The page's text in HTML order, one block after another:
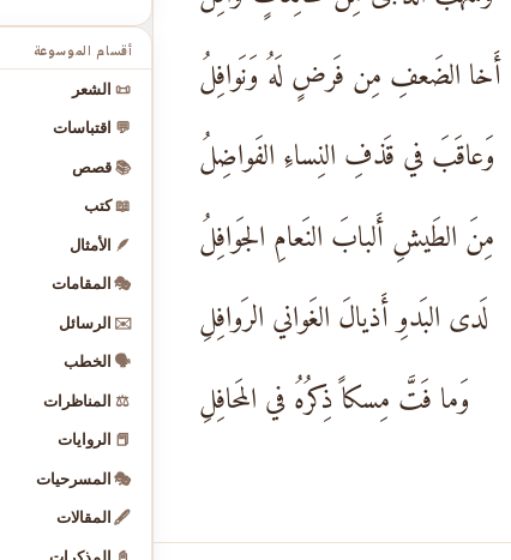
أَخا الضَعفِ مِن فَرضٍ لَهُ وَنَوافِلُ
وَعاقَبَ في قَذفِ النِساءِ الفَواضِلُ
مِنَ الطَيشِ أَلبابَ النَعامِ الجَوافِلُ
لَدى البَدوِ أَذيالَ الغَواني الرَوافِلِ
وَما فَتَّ مِسكاً ذِكرُهُ في المَحافِلِ
أقسام الموسوعة
📜 الشعر
💬 اقتباسات
📚 قصص
📖 كتب
🪶 الأمثال
🎭 المقامات
✉️ الرسائل
🗣️ الخطب
⚖️ المناظرات
📕 الروايات
🎭 المسرحيات
🖋️ المقالات